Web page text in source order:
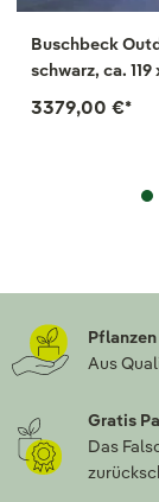
Buschbeck
schwarz, ca.
3379,00 €*
Aus
Gratis
Das